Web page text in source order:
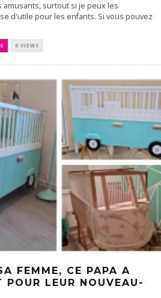
amusants, surtout si je peux les
d'utile pour les enfants. Si vous pouvez
0 VIEWS
FEMME, CE PAPA A
POUR LEUR NOUVEAU-